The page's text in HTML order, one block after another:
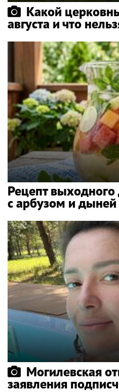
Какой
августа и что
Рецепт выходного
с арбузом и дыней
Могилевская
заявления